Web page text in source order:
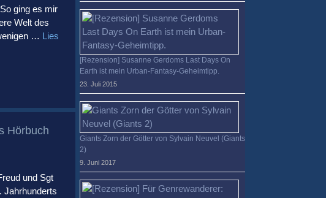
ging es mir
Welt des
… Lies
Hörbuch
und Sgt
Jahrhunderts
[Rezension] Susanne Gerdoms Last Days On
Earth ist mein Urban-Fantasy-Geheimtipp.
23. Juli 2015
Giants Zorn der Götter von Sylvain Neuvel (Giants
2)
9. Juni 2017